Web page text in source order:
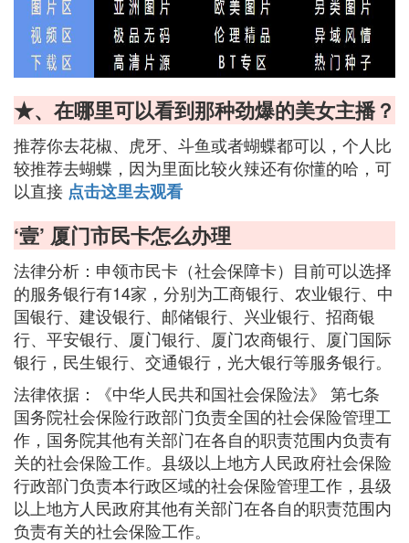
★、在哪里可以看到那种劲爆的美女主播？
推荐你去花椒、虎牙、斗鱼或者蝴蝶都可以，个人比
较推荐去蝴蝶，因为里面比较火辣还有你懂的哈，可
以直接 点击这里去观看
‘壹’ 厦门市民卡怎么办理
法律分析：申领市民卡（社会保障卡）目前可以选择
的服务银行有14家，分别为工商银行、农业银行、中
国银行、建设银行、邮储银行、兴业银行、招商银
行、平安银行、厦门银行、厦门农商银行、厦门国际
银行，民生银行、交通银行，光大银行等服务银行。
法律依据：《中华人民共和国社会保险法》 第七条
国务院社会保险行政部门负责全国的社会保险管理工
作，国务院其他有关部门在各自的职责范围内负责有
关的社会保险工作。县级以上地方人民政府社会保险
行政部门负责本行政区域的社会保险管理工作，县级
以上地方人民政府其他有关部门在各自的职责范围内
负责有关的社会保险工作。